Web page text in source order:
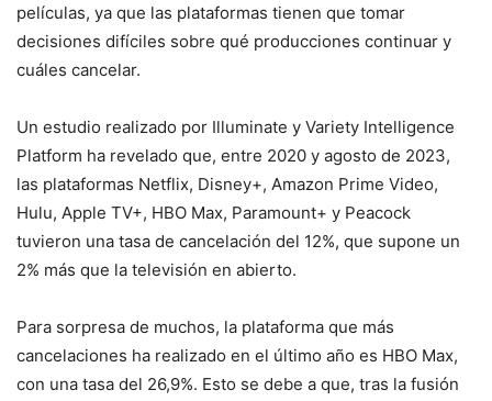
películas, ya que las plataformas tienen que tomar
decisiones difíciles sobre qué producciones continuar y
cuáles cancelar.
Un estudio realizado por Illuminate y Variety Intelligence
Platform ha revelado que, entre 2020 y agosto de 2023,
las plataformas Netflix, Disney+, Amazon Prime Video,
Hulu, Apple TV+, HBO Max, Paramount+ y Peacock
tuvieron una tasa de cancelación del 12%, que supone un
2% más que la televisión en abierto.
Para sorpresa de muchos, la plataforma que más
cancelaciones ha realizado en el último año es HBO Max,
con una tasa del 26,9%. Esto se debe a que, tras la fusión